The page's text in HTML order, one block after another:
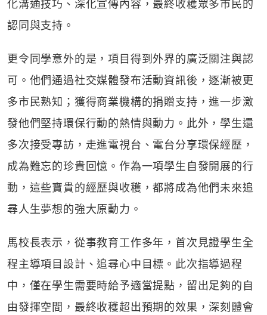
化溝通技巧、深化宣傳內容，最終收穫眾多市民的
認同與支持。
更令同學意外的是，項目得到外界的廣泛關注與認
可。他們通過社交媒體發布活動資訊後，逐漸被更
多市民熟知；獲得商業機構的捐贈支持，進一步激
發他們堅持環保行動的熱情與動力。此外，學生還
多次接受專訪，走進電視台、電台分享環保經歷，
成為難忘的珍貴回憶。作為一項學生自發開展的行
動，這些寶貴的經歷與收穫，都將成為他們未來追
尋人生夢想的強大原動力。
馬校長表示，從事教育工作多年，首次見證學生全
程主導項目設計、追尋心中目標。此次指導過程
中，僅在學生需要時給予適當提點，留出足夠的自
由發揮空間，最終收穫超出預期的效果，深刻體會